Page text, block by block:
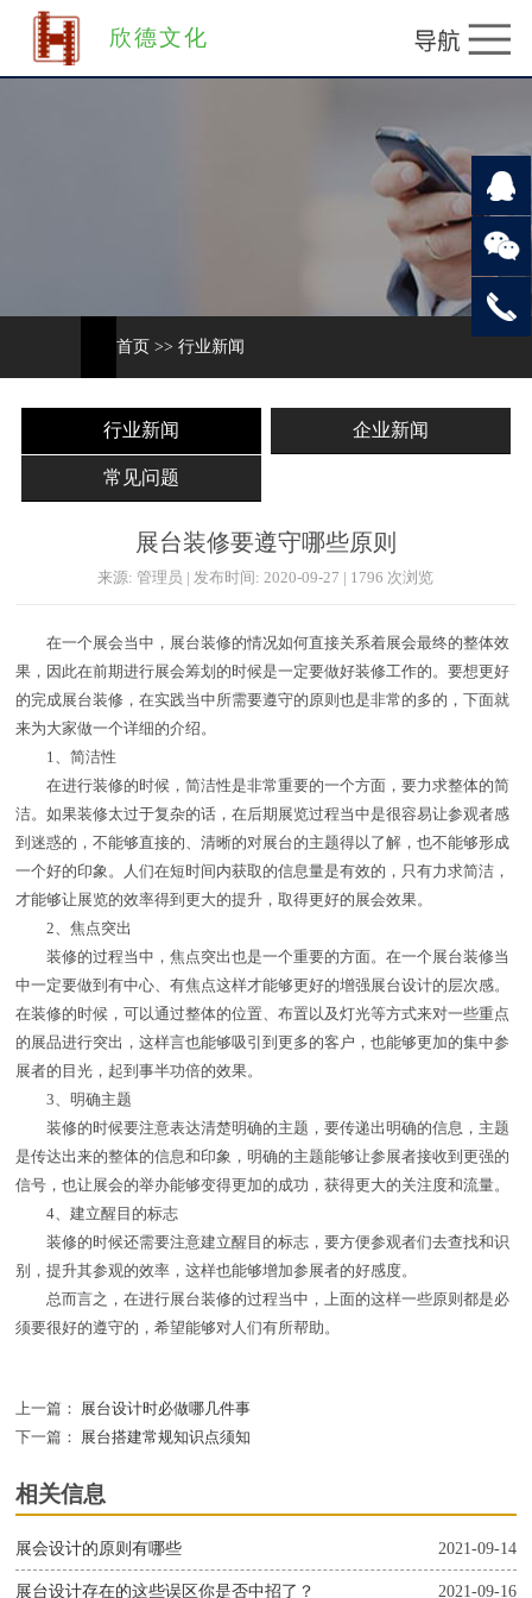
欣德文化
首页 >> 行业新闻
行业新闻 企业新闻
常见问题
展台装修要遵守哪些原则
来源: 管理员 | 发布时间: 2020-09-27 | 1796 次浏览
在一个展会当中，展台装修的情况如何直接关系着展会最终的整体效
果，因此在前期进行展会筹划的时候是一定要做好装修工作的。要想更好
的完成展台装修，在实践当中所需要遵守的原则也是非常的多的，下面就
来为大家做一个详细的介绍。
1、简洁性
在进行装修的时候，简洁性是非常重要的一个方面，要力求整体的简
洁。如果装修太过于复杂的话，在后期展览过程当中是很容易让参观者感
到迷惑的，不能够直接的、清晰的对展台的主题得以了解，也不能够形成
一个好的印象。人们在短时间内获取的信息量是有效的，只有力求简洁，
才能够让展览的效率得到更大的提升，取得更好的展会效果。
2、焦点突出
装修的过程当中，焦点突出也是一个重要的方面。在一个展台装修当
中一定要做到有中心、有焦点这样才能够更好的增强展台设计的层次感。
在装修的时候，可以通过整体的位置、布置以及灯光等方式来对一些重点
的展品进行突出，这样言也能够吸引到更多的客户，也能够更加的集中参
展者的目光，起到事半功倍的效果。
3、明确主题
装修的时候要注意表达清楚明确的主题，要传递出明确的信息，主题
是传达出来的整体的信息和印象，明确的主题能够让参展者接收到更强的
信号，也让展会的举办能够变得更加的成功，获得更大的关注度和流量。
4、建立醒目的标志
装修的时候还需要注意建立醒目的标志，要方便参观者们去查找和识
别，提升其参观的效率，这样也能够增加参展者的好感度。
总而言之，在进行展台装修的过程当中，上面的这样一些原则都是必
须要很好的遵守的，希望能够对人们有所帮助。
上一篇：
展台设计时必做哪几件事
下一篇：
展台搭建常规知识点须知
相关信息
2021-09-14
展会设计的原则有哪些
2021-09-16
展台设计存在的这些误区你是否中招了？